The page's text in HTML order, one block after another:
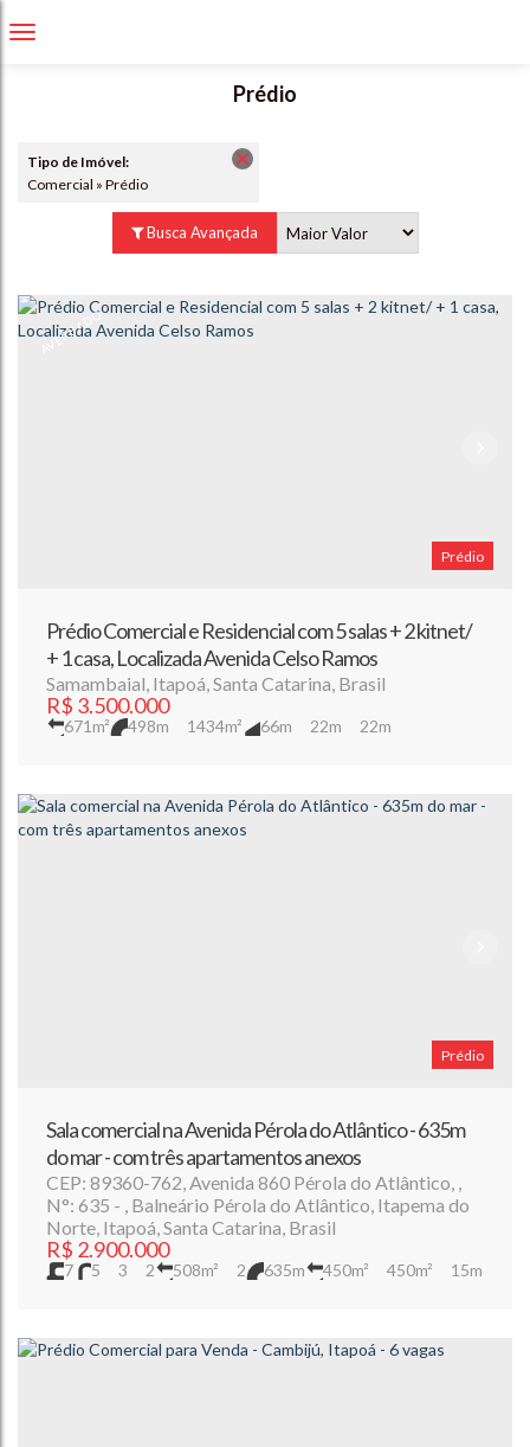
Prédio
Tipo de Imóvel:
Comercial » Prédio
Busca Avançada
AVERBADO
Prédio
Prédio Comercial e Residencial com 5 salas + 2 kitnet/
+ 1 casa, Localizada Avenida Celso Ramos
R$ 3.500.000
Samambaial, Itapoá,Santa Catarina, Brasil
671m² 498m 1434m² 66m 22m 22m
Prédio
Sala comercial na Avenida Pérola do Atlântico - 635m
do mar - com três apartamentos anexos
R$ 2.900.000
CEP: 89360-762,Avenida 860 Pérola do Atlântico ,
N°: 635 , Balneário Pérola do Atlântico, Itapema do
Norte, Itapoá,Santa Catarina, Brasil
7 5 3 2 508m² 2 635m 450m² 450m²
15m